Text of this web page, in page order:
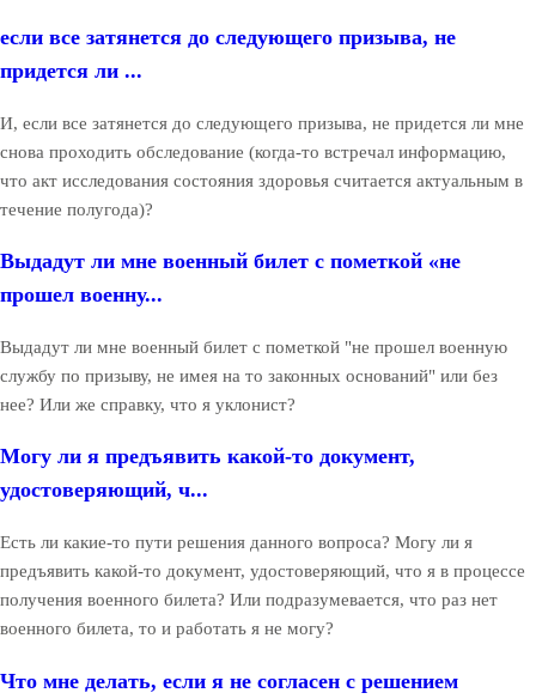
если все затянется до следующего призыва, не
придется ли ...
И, если все затянется до следующего призыва, не придется ли мне
снова проходить обследование (когда-то встречал информацию,
что акт исследования состояния здоровья считается актуальным в
течение полугода)?
Выдадут ли мне военный билет с пометкой «не
прошел военну...
Выдадут ли мне военный билет с пометкой "не прошел военную
службу по призыву, не имея на то законных оснований" или без
нее? Или же справку, что я уклонист?
Могу ли я предъявить какой-то документ,
удостоверяющий, ч...
Есть ли какие-то пути решения данного вопроса? Могу ли я
предъявить какой-то документ, удостоверяющий, что я в процессе
получения военного билета? Или подразумевается, что раз нет
военного билета, то и работать я не могу?
Что мне делать, если я не согласен с решением